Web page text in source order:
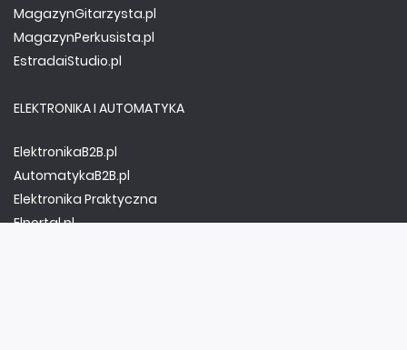
MagazynGitarzysta.pl
MagazynPerkusista.pl
EstradaiStudio.pl
ELEKTRONIKA I AUTOMATYKA
ElektronikaB2B.pl
AutomatykaB2B.pl
Elektronika Praktyczna
Elportal.pl